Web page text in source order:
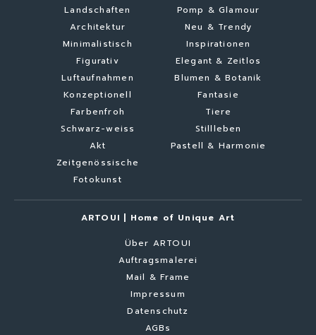
Landschaften
Architektur
Minimalistisch
Figurativ
Luftaufnahmen
Konzeptionell
Farbenfroh
Schwarz-weiss
Akt
Zeitgenössische
Fotokunst
Pomp & Glamour
Neu & Trendy
Inspirationen
Elegant & Zeitlos
Blumen & Botanik
Fantasie
Tiere
Stillleben
Pastell & Harmonie
ARTOUI | Home of Unique Art
Über ARTOUI
Auftragsmalerei
Mail & Frame
Impressum
Datenschutz
AGBs